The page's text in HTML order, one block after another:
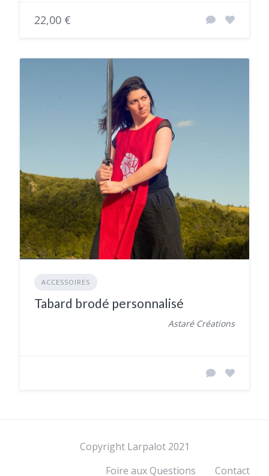
22,00 €
ACCESSOIRES
Tabard brodé personnalisé
Astaré Créations
Copyright Larpalot 2021
Foire aux Questions
Contact